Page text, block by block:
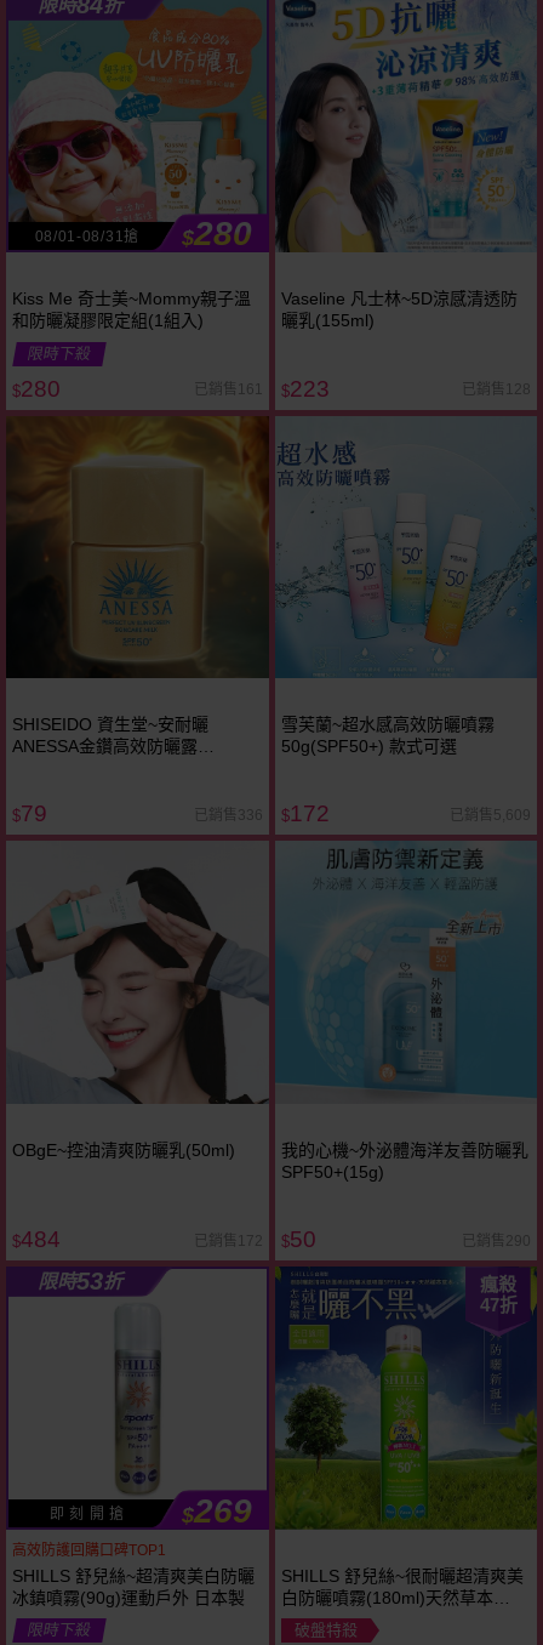
限時 折
08/01-08/31搶 $280
Kiss Me 奇士美~Mommy親子溫
和防曬凝膠限定組(1組入)
限時下殺
$280 已銷售161
Vaseline 凡士林~5D涼感清透防
曬乳(155ml)
$223 已銷售128
SHISEIDO 資生堂~安耐曬
ANESSA金鑽高效防曬露
$79 已銷售336
雪芙蘭~超水感高效防曬噴霧
50g(SPF50+) 款式可選
$172 已銷售5,609
OBgE~控油清爽防曬乳(50ml)
$484 已銷售172
我的心機~外泌體海洋友善防曬乳
SPF50+(15g)
$50 已銷售290
限時53折
即 刻 開 搶 $269
高效防護回購口碑TOP1
SHILLS 舒兒絲~超清爽美白防曬
冰鎮噴霧(90g)運動戶外 日本製
限時下殺
瘋殺
47折
SHILLS 舒兒絲~很耐曬超清爽美
白防曬噴霧(180ml)天然草本
SPF50+
破盤特殺